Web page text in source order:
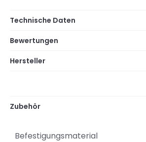
Technische Daten
Bewertungen
Hersteller
Zubehör
Befestigungsmaterial